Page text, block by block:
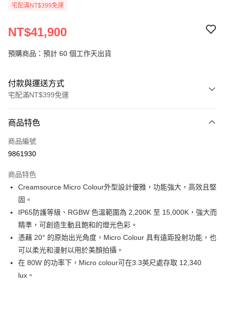
宅配滿NT$399免運
NT$41,900
預購商品：預計 60 個工作天出貨
付款與運送方式
宅配滿NT$399免運
信用卡一次付款
信用卡分期付款
合作金庫商業銀行
華南商業銀行
彰化商業銀行
上海商業儲蓄銀行
國泰世華商業銀行
兆豐國際商業銀行
臺灣中小企業銀行
台中商業銀行
匯豐（台灣）商業銀行
華泰商業銀行
聯邦商業銀行
遠東國際商業銀行
元大商業銀行
玉山商業銀行
星展（台灣）商業銀行
台新國際商業銀行
6 期 0 利率 每期
華南商業銀行
上海商業儲蓄銀行
台北富邦商業銀行
國泰世華商業銀行
兆豐國際商業銀行
臺灣中小企業銀行
台中商業銀行
匯豐（台灣）商業銀行
聯邦商業銀行
遠東國際商業銀行
元大商業銀行
永豐商業銀行
玉山商業銀行
NT$3,491 21家銀行
合作金庫商業銀行
第一商業銀行
上海商業儲蓄銀行
台北富邦商業銀行
國泰世華商業銀行
兆豐國際商業銀行
臺灣中小企業銀行
匯豐（台灣）商業銀行
華泰商業銀行
LINE Pay
Apple Pay
街口支付
悠遊付
商品特色
商品編號
9861930
商品特色
Creamsource Micro Colour外型設計優雅，功能強大，高效且堅
固。
IP65防護等級、RGBW 色溫範圍為 2,200K 至 15,000K，強大而
精準，可創造生動且飽和的燈光色彩。
憑藉 20° 的原始出光角度，Micro Colour 具有遠距投射功能，也
可以柔光和漫射以用於美顏拍攝。
在 80W 的功率下，Micro colour可在3.3英尺處存取 12,340
lux。